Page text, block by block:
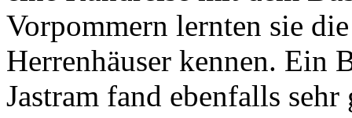
Vorpommern lernten sie
Herrenhäuser kennen. Ein
Jastram fand ebenfalls sehr